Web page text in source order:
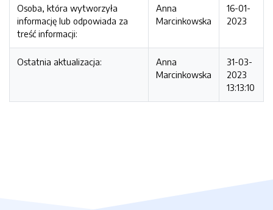
Osoba, która wytworzyła
informację lub odpowiada za
treść informacji:
Anna
Marcinkowska
16-01-
2023
Ostatnia aktualizacja:
Anna
Marcinkowska
31-03-
2023
13:13:10